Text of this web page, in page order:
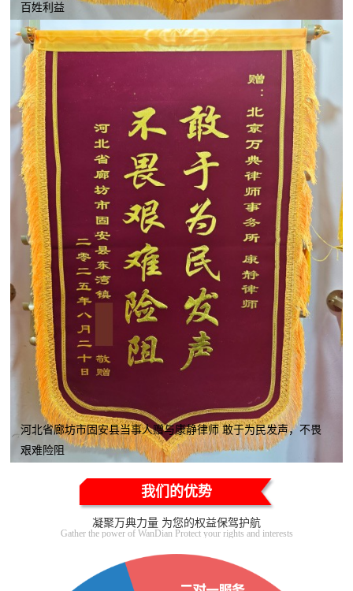
百姓利益
河北省廊坊市固安县当事人赠与康静律师 敢于为民发声，不畏
艰难险阻
我们的优势
凝聚万典力量 为您的权益保驾护航
Gather the power of WanDian Protect your rights and interests